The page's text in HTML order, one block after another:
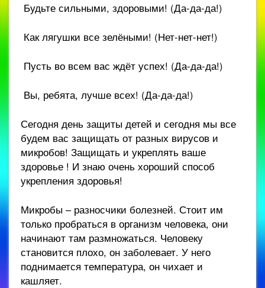
Будьте сильными, здоровыми! (Да-да-да!)
Как лягушки все зелёными! (Нет-нет-нет!)
Пусть во всем вас ждёт успех! (Да-да-да!)
Вы, ребята, лучше всех! (Да-да-да!)
Сегодня день защиты детей и сегодня мы все
будем вас защищать от разных вирусов и
микробов! Защищать и укреплять ваше
здоровье ! И знаю очень хороший способ
укрепления здоровья!
Микробы – разносчики болезней. Стоит им
только пробраться в организм человека, они
начинают там размножаться. Человеку
становится плохо, он заболевает. У него
поднимается температура, он чихает и
кашляет.